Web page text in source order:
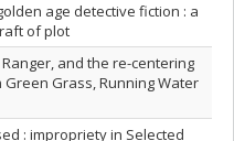
age detective fiction : a
of plot
and the re-centering
Grass, Running Water
: impropriety in Selected